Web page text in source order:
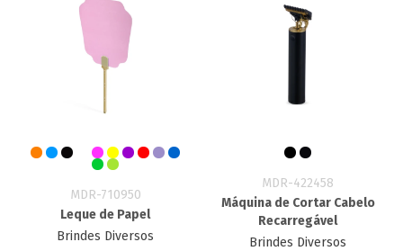
MDR-710950
Leque de Papel
Brindes Diversos
MDR-422458
Máquina de Cortar Cabelo
Recarregável
Brindes Diversos